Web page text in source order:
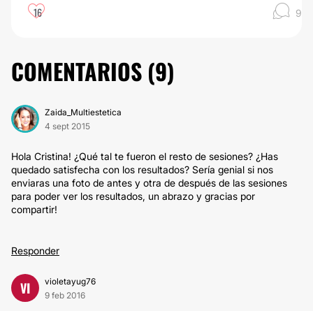
16 9
COMENTARIOS (9)
Zaida_Multiestetica
4 sept 2015
Hola Cristina! ¿Qué tal te fueron el resto de sesiones? ¿Has
quedado satisfecha con los resultados? Sería genial si nos
enviaras una foto de antes y otra de después de las sesiones
para poder ver los resultados, un abrazo y gracias por
compartir!
Responder
VI
violetayug76
9 feb 2016